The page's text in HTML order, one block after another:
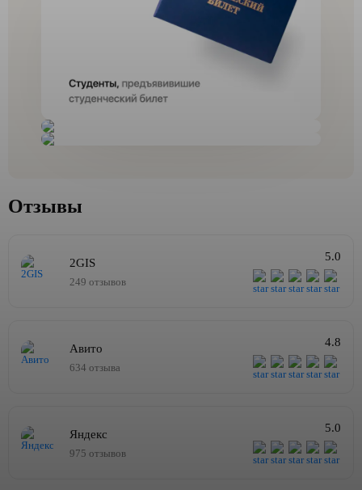
Отзывы
2GIS
249 отзывов
5.0
Авито
634 отзыва
4.8
Яндекс
975 отзывов
5.0